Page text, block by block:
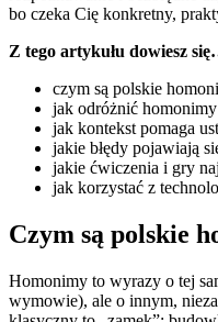
bo czeka Cię konkretny,
Z tego artykułu dowiesz
czym są polskie
jak odróżnić
jak kontekst pomaga
jakie błędy pojawiają
jakie ćwiczenia i gry
jak korzystać z
Czym są polskie
Homonimy to wyrazy o tej
wymowie), ale o innym,